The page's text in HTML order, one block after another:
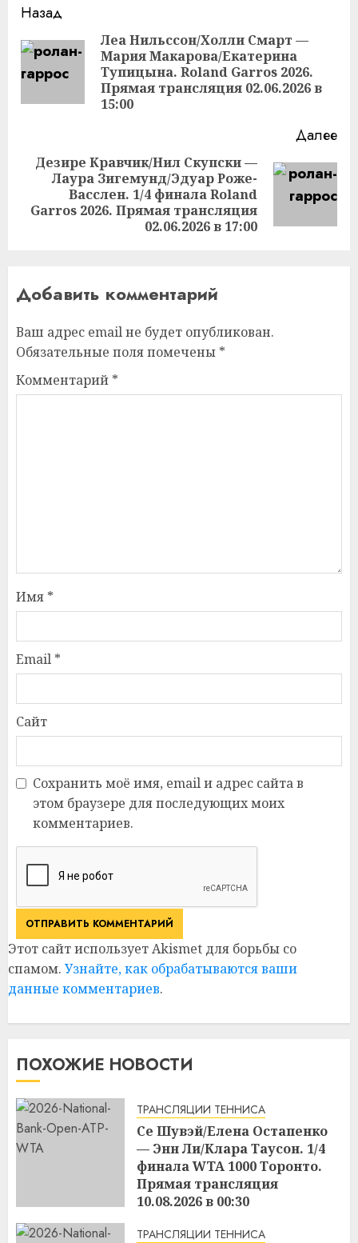
Продолжить
чтение
Назад
Леа Нильссон/Холли Смарт —
Мария Макарова/Екатерина
Тупицына. Roland Garros 2026.
Прямая трансляция 02.06.2026 в
15:00
Далее
Следующая
запись:
Дезире Кравчик/Нил Скупски —
Лаура Зигемунд/Эдуар Роже-
Васслен. 1/4 финала Roland
Garros 2026. Прямая трансляция
02.06.2026 в 17:00
Добавить комментарий
Ваш адрес email не будет опубликован.
Обязательные поля помечены *
Комментарий *
Имя *
Email *
Сайт
Сохранить моё имя, email и адрес сайта в
этом браузере для последующих моих
комментариев.
Этот сайт использует Akismet для борьбы со
спамом. Узнайте, как обрабатываются ваши
данные комментариев.
ПОХОЖИЕ НОВОСТИ
ТРАНСЛЯЦИИ ТЕННИСА
Се Шувэй/Елена Остапенко
— Энн Ли/Клара Таусон. 1/4
финала WTA 1000 Торонто.
Прямая трансляция
10.08.2026 в 00:30
ТРАНСЛЯЦИИ ТЕННИСА